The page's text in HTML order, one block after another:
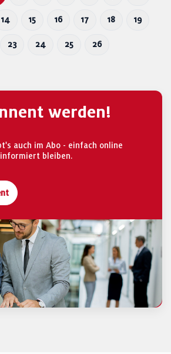
14 15 16 17 18 19
23 24 25 26
werden!
auch im Abo - einfach online
bleiben.